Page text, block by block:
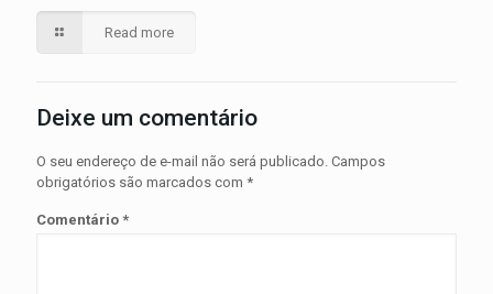
Read more
Deixe um comentário
O seu endereço de e-mail não será publicado. Campos
obrigatórios são marcados com *
Comentário *